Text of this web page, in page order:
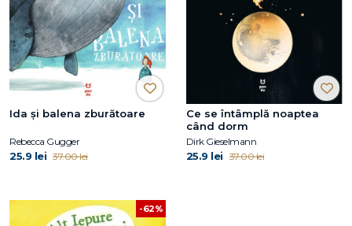
Ida și balena zburătoare
Rebecca Gugger
25.9 lei 37.00 lei
Ce se întâmplă noaptea
când dorm
Dirk Gieselmann
25.9 lei 37.00 lei
-62%